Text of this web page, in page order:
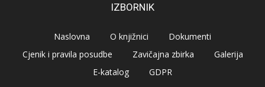
IZBORNIK
Naslovna O knjižnici
Dokumenti
Cjenik i pravila posudbe
Zavičajna zbirka
Galerija
E-katalog
GDPR